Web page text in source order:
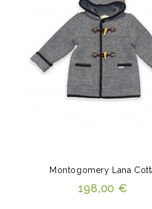
Montogomery Lana
198,00 €